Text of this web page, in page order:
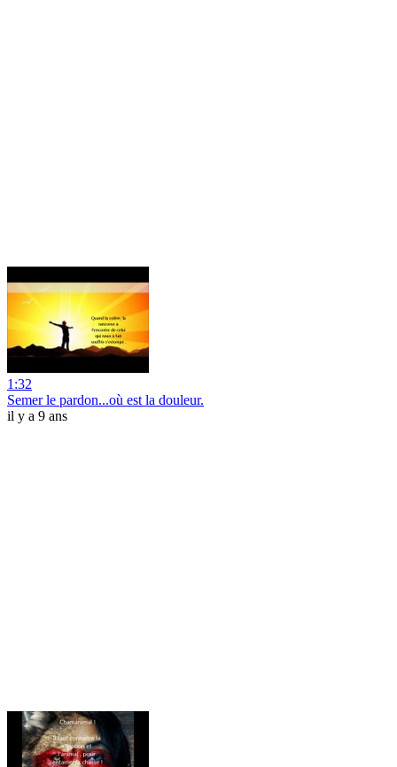
1:32
Semer le pardon...où est la douleur.
il y a 9 ans